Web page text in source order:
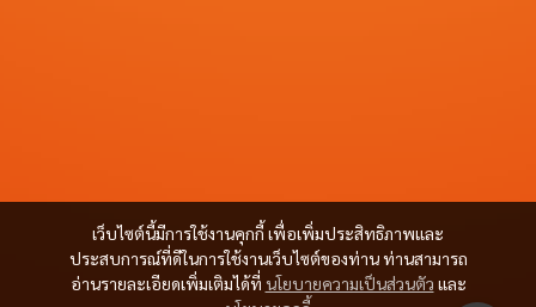
เว็บไซต์นี้มีการใช้งานคุกกี้ เพื่อเพิ่มประสิทธิภาพและ
ประสบการณ์ที่ดีในการใช้งานเว็บไซต์ของท่าน ท่านสามารถ
อ่านรายละเอียดเพิ่มเติมได้ที่ นโยบายความเป็นส่วนตัว และ